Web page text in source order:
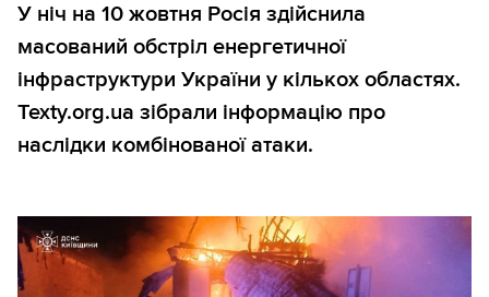
У ніч на 10 жовтня Росія здійснила
масований обстріл енергетичної
інфраструктури України у кількох областях.
Texty.org.ua зібрали інформацію про
наслідки комбінованої атаки.